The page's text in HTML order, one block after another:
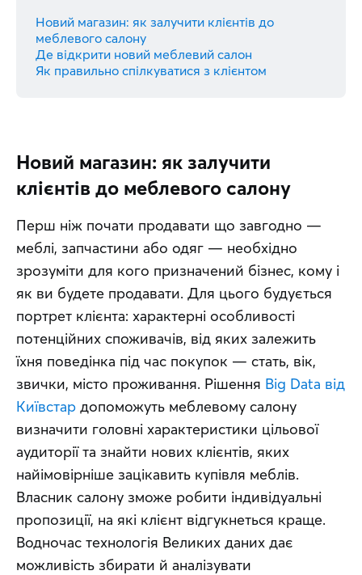
Новий магазин: як залучити клієнтів до
меблевого салону
Де відкрити новий меблевий салон
Як правильно спілкуватися з клієнтом
Новий магазин: як залучити
клієнтів до меблевого салону
Перш ніж почати продавати що завгодно —
меблі, запчастини або одяг — необхідно
зрозуміти для кого призначений бізнес, кому і
як ви будете продавати. Для цього будується
портрет клієнта: характерні особливості
потенційних споживачів, від яких залежить
їхня поведінка під час покупок — стать, вік,
звички, місто проживання. Рішення Big Data від
Київстар допоможуть меблевому салону
визначити головні характеристики цільової
аудиторії та знайти нових клієнтів, яких
найімовірніше зацікавить купівля меблів.
Власник салону зможе робити індивідуальні
пропозиції, на які клієнт відгукнеться краще.
Водночас технологія Великих даних дає
можливість збирати й аналізувати